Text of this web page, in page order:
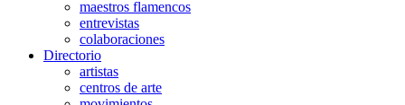
maestros flamencos
entrevistas
colaboraciones
Directorio
artistas
centros de arte